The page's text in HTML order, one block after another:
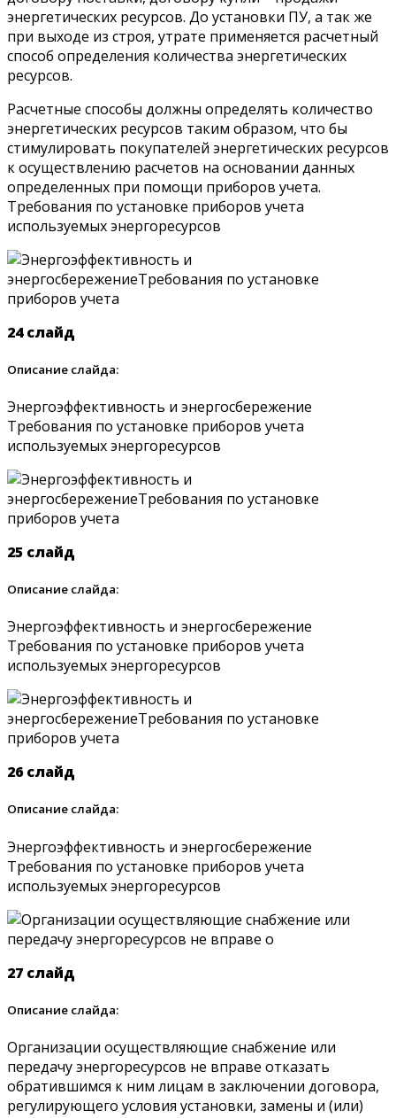
энергетических ресурсов. До установки ПУ, а так же
при выходе из строя, утрате применяется расчетный
способ определения количества энергетических
ресурсов.
Расчетные способы должны определять количество
энергетических ресурсов таким образом, что бы
стимулировать покупателей энергетических ресурсов
к осуществлению расчетов на основании данных
определенных при помощи приборов учета.
Требования по установке приборов учета
используемых энергоресурсов
24 слайд
Описание слайда:
Энергоэффективность и энергосбережение
Требования по установке приборов учета
используемых энергоресурсов
25 слайд
Описание слайда:
Энергоэффективность и энергосбережение
Требования по установке приборов учета
используемых энергоресурсов
26 слайд
Описание слайда:
Энергоэффективность и энергосбережение
Требования по установке приборов учета
используемых энергоресурсов
27 слайд
Описание слайда:
Организации осуществляющие снабжение или
передачу энергоресурсов не вправе отказать
обратившимся к ним лицам в заключении договора,
регулирующего условия установки, замены и (или)